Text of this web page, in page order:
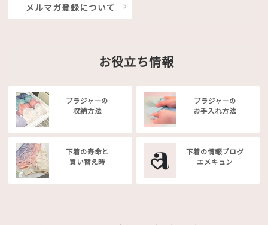
メルマガ登録について
お役立ち情報
ブラジャーの
収納方法
ブラジャーの
お手入れ方法
下着の寿命と
買い替え時
下着の情報ブログ
エメキュン